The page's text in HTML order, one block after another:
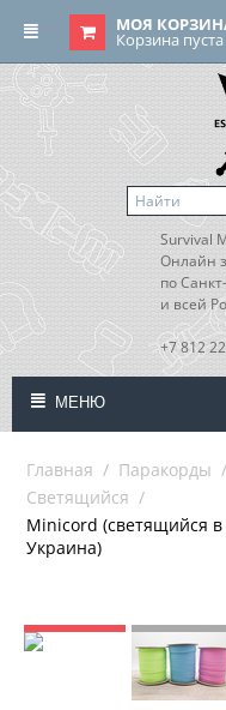
МОЯ
Корзина пуста
Survival
Онлайн
по
и всей
+7 812
МЕНЮ
Главная / Паракорды /
Светящийся /
Minicord (светящийся в
Украина)